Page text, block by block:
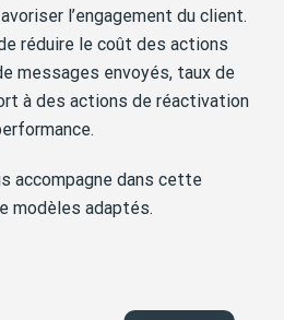
l’engagement du client.
réduire le coût des actions
messages envoyés, taux de
à des actions de réactivation
accompagne dans cette
modèles adaptés.